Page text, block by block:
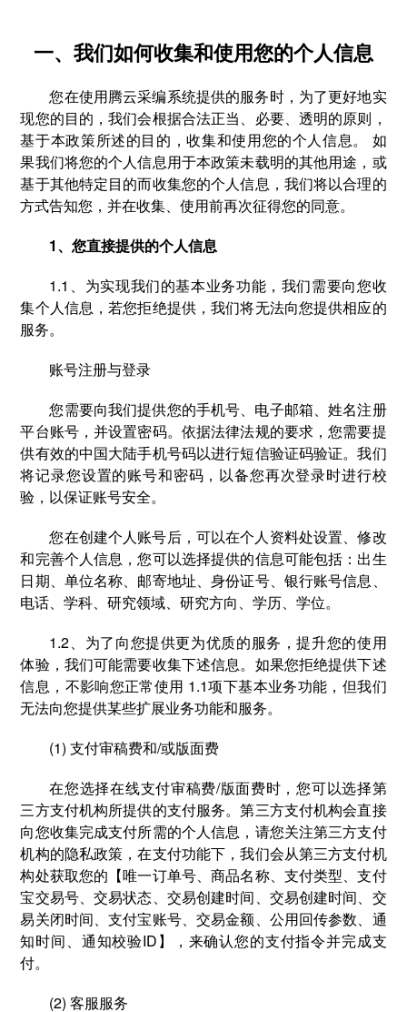
一、我们如何收集和使用您的个人信息
您在使用腾云采编系统提供的服务时，为了更好地实
现您的目的，我们会根据合法正当、必要、透明的原则，
基于本政策所述的目的，收集和使用您的个人信息。 如
果我们将您的个人信息用于本政策未载明的其他用途，或
基于其他特定目的而收集您的个人信息，我们将以合理的
方式告知您，并在收集、使用前再次征得您的同意。
1、您直接提供的个人信息
1.1、为实现我们的基本业务功能，我们需要向您收
集个人信息，若您拒绝提供，我们将无法向您提供相应的
服务。
账号注册与登录
您需要向我们提供您的手机号、电子邮箱、姓名注册
平台账号，并设置密码。依据法律法规的要求，您需要提
供有效的中国大陆手机号码以进行短信验证码验证。我们
将记录您设置的账号和密码，以备您再次登录时进行校
验，以保证账号安全。
您在创建个人账号后，可以在个人资料处设置、修改
和完善个人信息，您可以选择提供的信息可能包括：出生
日期、单位名称、邮寄地址、身份证号、银行账号信息、
电话、学科、研究领域、研究方向、学历、学位。
1.2、为了向您提供更为优质的服务，提升您的使用
体验，我们可能需要收集下述信息。如果您拒绝提供下述
信息，不影响您正常使用 1.1项下基本业务功能，但我们
无法向您提供某些扩展业务功能和服务。
(1) 支付审稿费和/或版面费
在您选择在线⽀付审稿费/版面费时，您可以选择第
三方支付机构所提供的⽀付服务。第三方支付机构会直接
向您收集完成支付所需的个人信息，请您关注第三方支付
机构的隐私政策，在支付功能下，我们会从第三方支付机
构处获取您的【唯一订单号、商品名称、支付类型、支付
宝交易号、交易状态、交易创建时间、交易创建时间、交
易关闭时间、支付宝账号、交易金额、公用回传参数、通
知时间、通知校验ID】，来确认您的支付指令并完成支
付。
(2) 客服服务